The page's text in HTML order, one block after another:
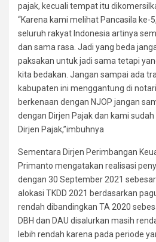
pajak, kecuali tempat itu
“Karena kami melihat Pancasila ke-
seluruh rakyat Indonesia artinya
dan sama rasa. Jadi yang beda
paksakan untuk jadi sama tetapi
kita bedakan. Jangan sampai ada
kabupaten ini menggantung di
berkenaan dengan NJOP jangan
dengan Dirjen Pajak dan kami
Dirjen Pajak,”imbuhnya
Sementara Dirjen Perimbangan
Primanto mengatakan realisasi
dengan 30 September 2021
alokasi TKDD 2021 berdasarkan
rendah dibandingkan TA 2020
DBH dan DAU disalurkan masih
lebih rendah karena pada periode